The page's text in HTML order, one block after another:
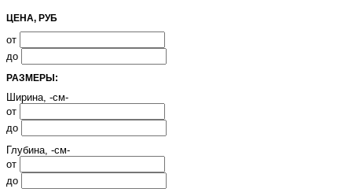
ЦЕНА, РУБ
от
до
РАЗМЕРЫ:
Ширина, -см-
от
до
Глубина, -см-
от
до